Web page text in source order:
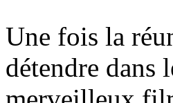
Une fois la
détendre dans